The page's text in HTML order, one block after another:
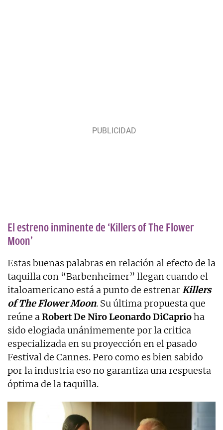
El estreno inminente de ‘Killers of The Flower
Moon’
Estas buenas palabras en relación al efecto de la
taquilla con “Barbenheimer” llegan cuando el
italoamericano está a punto de estrenarKillers
of The Flower Moon. Su última propuesta que
reúne aRobert De Niro Leonardo DiCaprioha
sido elogiada unánimemente por la critica
especializada en su proyección en el pasado
Festival de Cannes. Pero como es bien sabido
por la industria eso no garantiza una respuesta
óptima de la taquilla.